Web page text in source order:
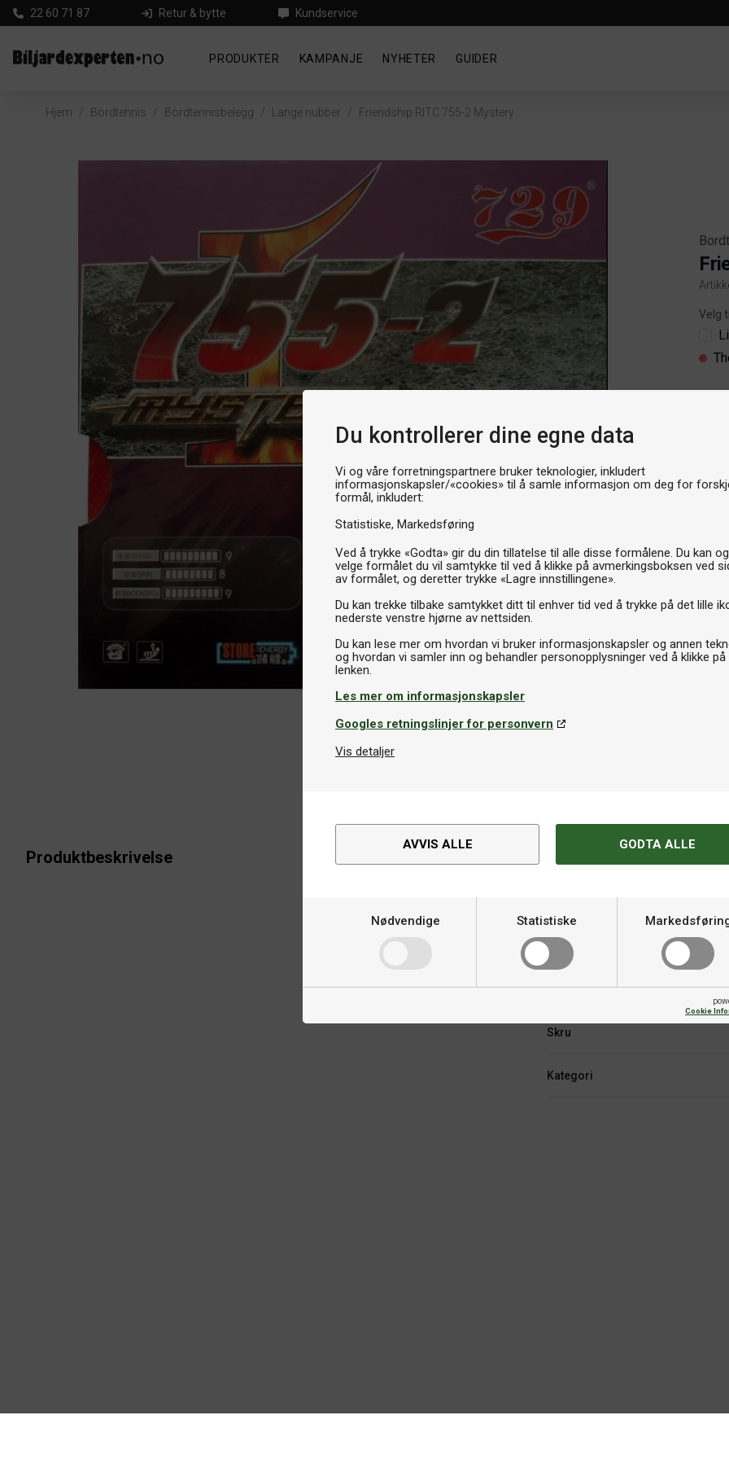
Du kontrollerer dine egne data
Vi og våre forretningspartnere bruker teknologier, inkludert
informasjonskapsler/«cookies» til å samle informasjon om deg for
formål, inkludert:
Statistiske Markedsføring
Ved å trykke «Godta» gir du din tillatelse til alle disse formålene. Du kan
velge formålet du vil samtykke til ved å klikke på avmerkingsboksen ved
av formålet, og deretter trykke «Lagre innstillingene».
Du kan trekke tilbake samtykket ditt til enhver tid ved å trykke på det lille
nederste venstre hjørne av nettsiden.
Du kan lese mer om hvordan vi bruker informasjonskapsler og annen
og hvordan vi samler inn og behandler personopplysninger ved å klikke på
Les mer om informasjonskapsler
Googles retningslinjer for personvern
Vis detaljer
AVVIS ALLE GODTA ALLE
Nødvendige Statistiske
Cookie
22 60 71 87 Retur & bytte Kundservice
PRODUKTER KAMPANJE NYHETER GUIDER
Hjem / Bordtennis / Bordtennisbelegg / Lange nubber / Friendship RITC 755-2 Mystery
Velg
Produktbeskrivelse
Varemerke
Fart
Skru
Kategori